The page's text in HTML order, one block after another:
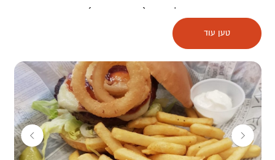
במקום מסעדה ממוזגת לקבוצות (בהזמנה מראש), שירות אדיב
ומקצועי מצוות מיומן.
בנוסף, כספומט ותחנת הדלק האחרונה לפני מתחם התיירות של עין
טען עוד